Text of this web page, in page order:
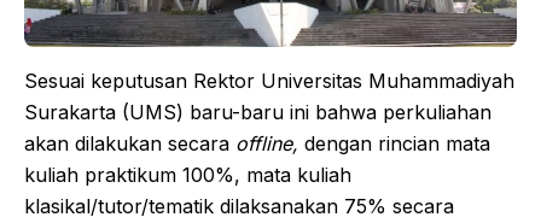
Sesuai keputusan Rektor Universitas Muhammadiyah
Surakarta (UMS) baru-baru ini bahwa perkuliahan
akan dilakukan secara offline, dengan rincian mata
kuliah praktikum 100%, mata kuliah
klasikal/tutor/tematik dilaksanakan 75% secara